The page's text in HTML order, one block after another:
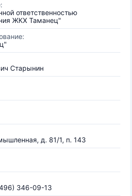
ответственностью
ЖКХ Таманец"
Старынин
д. 81/1, п. 143
346-09-13